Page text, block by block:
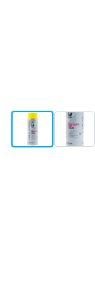
View larger
CROP